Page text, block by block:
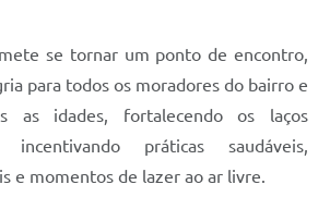
se tornar um ponto de encontro,
para todos os moradores do bairro e
as idades, fortalecendo os laços
práticas saudáveis,
e momentos de lazer ao ar livre.